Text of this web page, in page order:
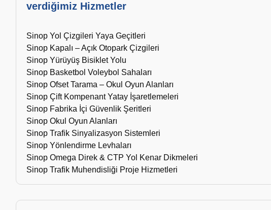
verdiğimiz Hizmetler
Sinop Yol Çizgileri Yaya Geçitleri
Sinop Kapalı – Açık Otopark Çizgileri
Sinop Yürüyüş Bisiklet Yolu
Sinop Basketbol Voleybol Sahaları
Sinop Ofset Tarama – Okul Oyun Alanları
Sinop Çift Kompenant Yatay İşaretlemeleri
Sinop Fabrika İçi Güvenlik Şeritleri
Sinop Okul Oyun Alanları
Sinop Trafik Sinyalizasyon Sistemleri
Sinop Yönlendirme Levhaları
Sinop Omega Direk & CTP Yol Kenar Dikmeleri
Sinop Trafik Muhendisliği Proje Hizmetleri